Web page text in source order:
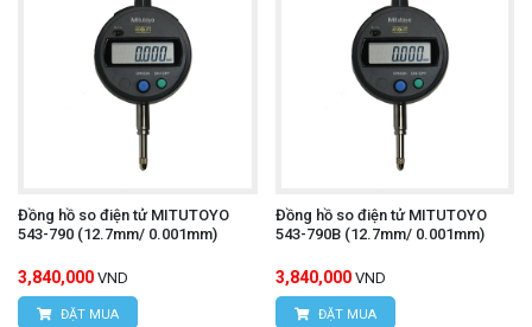
Đồng hồ so điện tử MITUTOYO
543-790 (12.7mm/ 0.001mm)
3,840,000 VND
ĐẶT MUA
Đồng hồ so điện tử MITUTOYO
543-790B (12.7mm/ 0.001mm)
3,840,000 VND
ĐẶT MUA